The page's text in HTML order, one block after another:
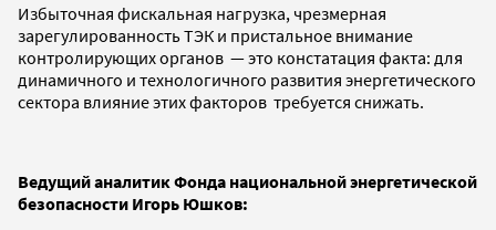
Избыточная фискальная нагрузка, чрезмерная
зарегулированность ТЭК и пристальное внимание
контролирующих органов — это констатация факта: для
динамичного и технологичного развития энергетического
сектора влияние этих факторов требуется снижать.
Ведущий аналитик Фонда национальной энергетической
безопасности Игорь Юшков: